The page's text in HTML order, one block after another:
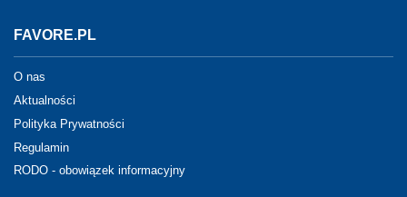
FAVORE.PL
O nas
Aktualności
Polityka Prywatności
Regulamin
RODO - obowiązek informacyjny